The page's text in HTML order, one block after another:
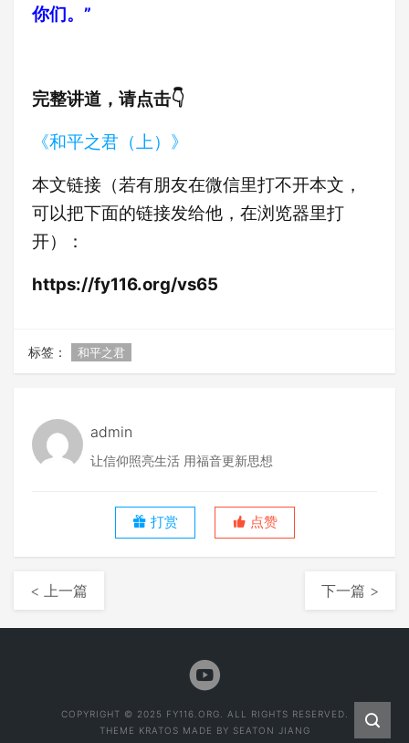
你们。”
完整讲道，请点击👇
《和平之君（上）》
本文链接（若有朋友在微信里打不开本文，
可以把下面的链接发给他，在浏览器里打
开）：
https://fy116.org/vs65
标签： 和平之君
admin
让信仰照亮生活 用福音更新思想
打赏 点赞
< 上一篇 下一篇 >
COPYRIGHT © 2025 FY116.ORG. ALL RIGHTS RESERVED.
THEME KRATOS MADE BY SEATON JIANG